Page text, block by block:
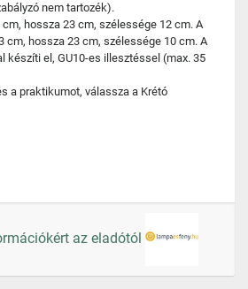
nem tartozék).
hossza 23 cm, szélessége 12 cm. A
cm, hossza 23 cm, szélessége 10 cm. A
készíti el, GU10-es illesztéssel (max. 35
a praktikumot, válassza a Krétó
az eladótól